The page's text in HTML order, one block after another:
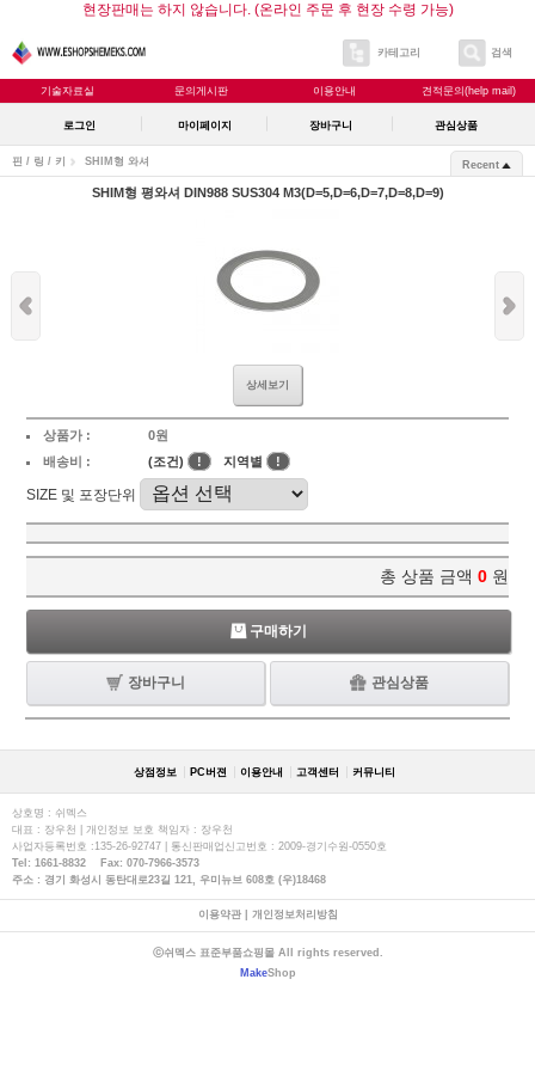
현장판매는 하지 않습니다. (온라인 주문 후 현장 수령 가능)
카테고리 검색
기술자료실 문의게시판 이용안내 견적문의(help mail)
로그인 마이페이지 장바구니 관심상품
핀 / 링 / 키 SHIM형 와셔 Recent
SHIM형 평와셔 DIN988 SUS304 M3(D=5,D=6,D=7,D=8,D=9)
상세보기
상품가 :
0원
배송비 :
(조건) ! 지역별 !
SIZE 및 포장단위
총 상품 금액 0 원
구매하기
장바구니 관심상품
상점정보 PC버젼 이용안내 고객센터 커뮤니티
상호명 : 쉬멕스
대표 : 장우천 | 개인정보 보호 책임자 : 장우천
사업자등록번호 :135-26-92747 | 통신판매업신고번호 : 2009-경기수원-0550호
Tel: 1661-8832 Fax: 070-7966-3573
주소 : 경기 화성시 동탄대로23길 121, 우미뉴브 608호 (우)18468
이용약관| 개인정보처리방침
ⓒ쉬멕스 표준부품쇼핑몰 All rights reserved.
MakeShop